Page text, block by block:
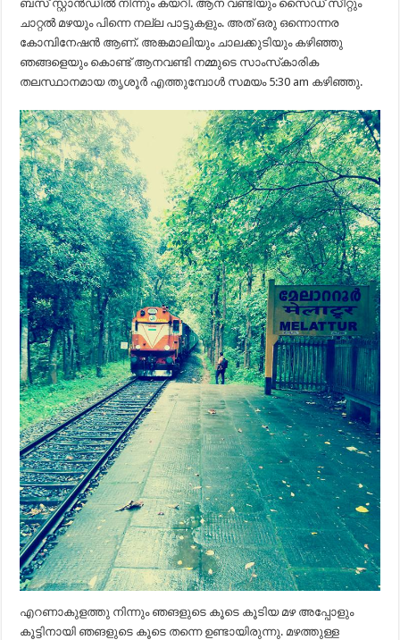
ബസ് സ്റ്റാൻഡിൽ നിന്നും കയറി. ആന വണ്ടിയും സൈഡ് സീറ്റും
ചാറ്റൽ മഴയും പിന്നെ നല്ല പാട്ടുകളും. അത് ഒരു ഒന്നൊന്നര
കോമ്പിനേഷൻ ആണ്. അങ്കമാലിയും ചാലക്കുടിയും കഴിഞ്ഞു
ഞങ്ങളെയും കൊണ്ട് ആനവണ്ടി നമ്മുടെ സാംസ്‌കാരിക
തലസ്ഥാനമായ തൃശൂർ എത്തുമ്പോൾ സമയം 5:30 am കഴിഞ്ഞു.
എറണാകുളത്തു നിന്നും ഞങളുടെ കൂടെ കൂടിയ മഴ അപ്പോളും
കൂട്ടിനായി ഞങളുടെ കൂടെ തന്നെ ഉണ്ടായിരുന്നു. മഴത്തുള്ള